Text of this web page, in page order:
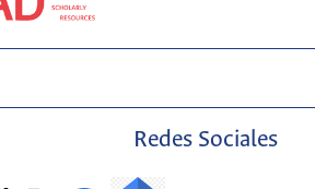
Redes Sociales